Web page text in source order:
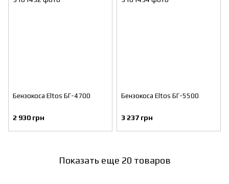
Бензокоса Eltos БГ-4700
2 930 грн
Бензокоса Eltos БГ-5500
3 237 грн
Показать еще 20 товаров